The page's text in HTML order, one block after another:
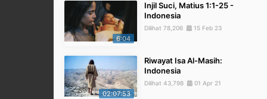
6:04
Injil Suci, Matius 1:1-25 -
Indonesia
Dilihat 78,206 15 Feb 23
02:07:53
Riwayat Isa Al-Masih:
Indonesia
Dilihat 43,798 01 Apr 21